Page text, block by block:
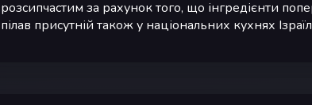
розсипчастим за рахунок того, що інгредієнти
пілав присутній також у національних кухнях